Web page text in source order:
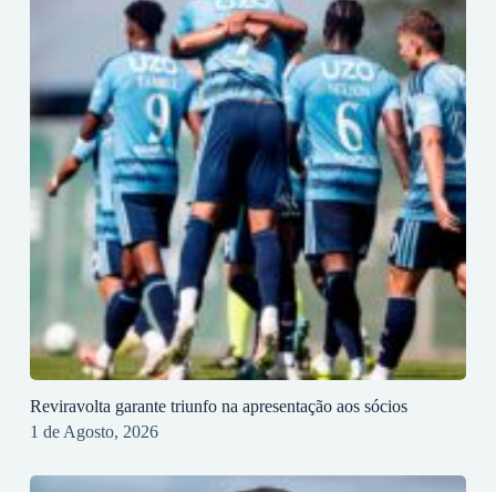
Reviravolta garante triunfo na apresentação aos sócios
1 de Agosto, 2026